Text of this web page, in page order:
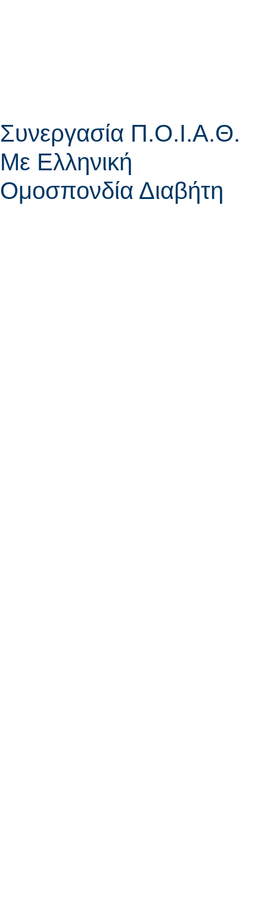
Συνεργασία Π.Ο.Ι.Α.Θ.
Με Ελληνική
Ομοσπονδία Διαβήτη